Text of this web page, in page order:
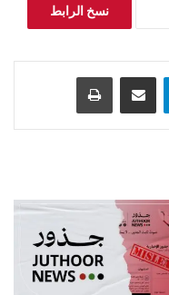
نسخ الرابط
تيلقرام مشاركة عبر البريد طباعة